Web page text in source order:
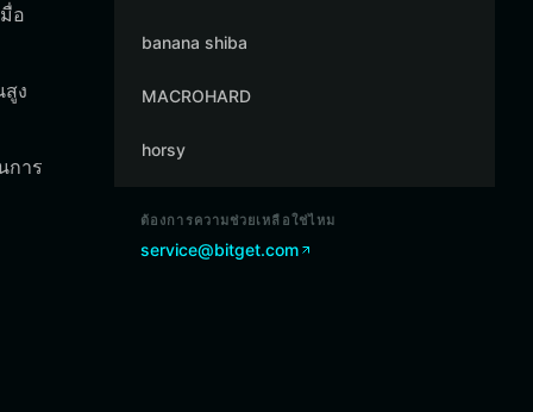
อ
ง
การ
banana shiba
MACROHARD
horsy
ต้องการความช่วยเหลือใช่ไหม
service@bitget.com